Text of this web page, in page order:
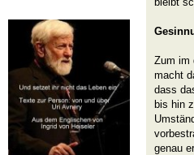
Zum im
macht
dass
bis hin
genau